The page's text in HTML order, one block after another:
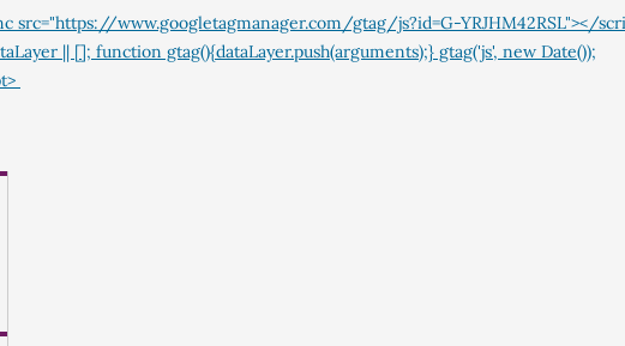
src="https://www.googletagmanager.com/gtag/js?id=G-YRJHM42RSL"></
|| []; function gtag(){dataLayer.push(arguments);} gtag('js', new Date());